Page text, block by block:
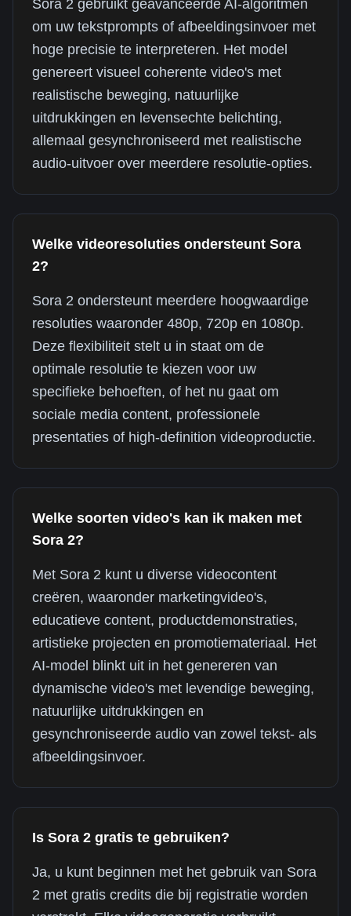
Sora 2 gebruikt geavanceerde AI-algoritmen
om uw tekstprompts of afbeeldingsinvoer met
hoge precisie te interpreteren. Het model
genereert visueel coherente video's met
realistische beweging, natuurlijke
uitdrukkingen en levensechte belichting,
allemaal gesynchroniseerd met realistische
audio-uitvoer over meerdere resolutie-opties.
Welke videoresoluties ondersteunt Sora
2?
Sora 2 ondersteunt meerdere hoogwaardige
resoluties waaronder 480p, 720p en 1080p.
Deze flexibiliteit stelt u in staat om de
optimale resolutie te kiezen voor uw
specifieke behoeften, of het nu gaat om
sociale media content, professionele
presentaties of high-definition videoproductie.
Welke soorten video's kan ik maken met
Sora 2?
Met Sora 2 kunt u diverse videocontent
creëren, waaronder marketingvideo's,
educatieve content, productdemonstraties,
artistieke projecten en promotiemateriaal. Het
AI-model blinkt uit in het genereren van
dynamische video's met levendige beweging,
natuurlijke uitdrukkingen en
gesynchroniseerde audio van zowel tekst- als
afbeeldingsinvoer.
Is Sora 2 gratis te gebruiken?
Ja, u kunt beginnen met het gebruik van Sora
2 met gratis credits die bij registratie worden